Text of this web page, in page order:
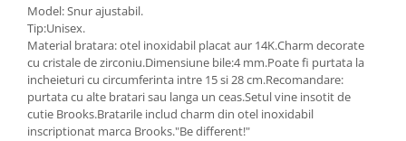
Model: Snur ajustabil.
Tip:Unisex.
Material bratara: otel inoxidabil placat aur 14K.Charm decorate
cu cristale de zirconiu.Dimensiune bile:4 mm.Poate fi purtata la
incheieturi cu circumferinta intre 15 si 28 cm.Recomandare:
purtata cu alte bratari sau langa un ceas.Setul vine insotit de
cutie Brooks.Bratarile includ charm din otel inoxidabil
inscriptionat marca Brooks."Be different!"